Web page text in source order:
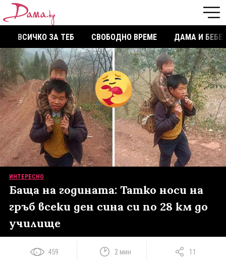
ВСИЧКО ЗА ТЕБ СВОБОДНО ВРЕМЕ ДАМА И БЕБЕ
ИНТЕРЕСНО
Баща на годината: Татко носи на
гръб всеки ден сина си по 28 км до
училище
459 2 мин 11